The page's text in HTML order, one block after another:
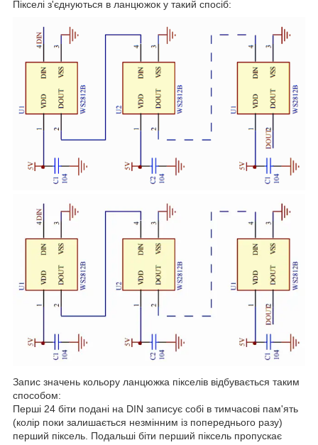
Пікселі з'єднуються в ланцюжок у такий спосіб:
Запис значень кольору ланцюжка пікселів відбувається таким
способом:
Перші 24 біти подані на DIN записує собі в тимчасові пам'ять
(колір поки залишається незмінним із попереднього разу)
перший піксель. Подальші біти перший піксель пропускає